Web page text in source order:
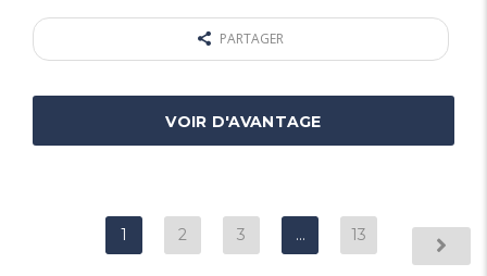
PARTAGER
VOIR D'AVANTAGE
1 2 3 … 13